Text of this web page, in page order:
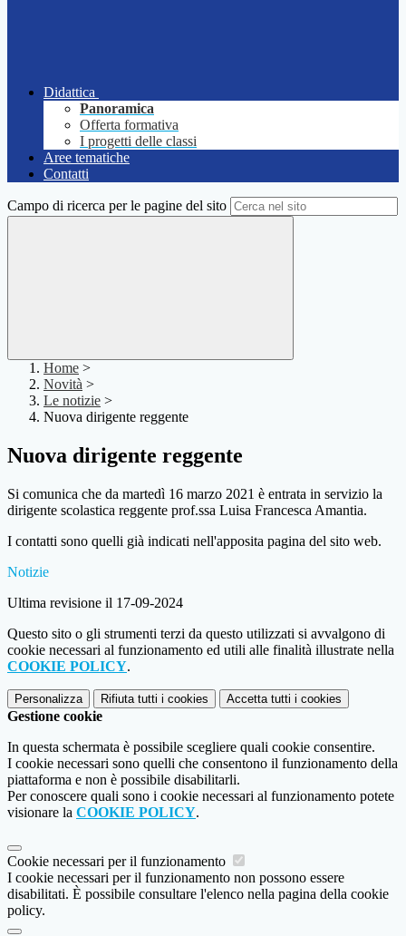
Didattica
Panoramica
Offerta formativa
I progetti delle classi
Aree tematiche
Contatti
Campo di ricerca per le pagine del sito
Home >
Novità >
Le notizie >
Nuova dirigente reggente
Nuova dirigente reggente
Si comunica che da martedì 16 marzo 2021 è entrata in servizio la
dirigente scolastica reggente prof.ssa Luisa Francesca Amantia.
I contatti sono quelli già indicati nell'apposita pagina del sito web.
Notizie
Ultima revisione il 17-09-2024
Questo sito o gli strumenti terzi da questo utilizzati si avvalgono di
cookie necessari al funzionamento ed utili alle finalità illustrate nella
COOKIE POLICY.
Personalizza Rifiuta tutti i cookies Accetta tutti i cookies
Gestione cookie
In questa schermata è possibile scegliere quali cookie consentire.
I cookie necessari sono quelli che consentono il funzionamento della
piattaforma e non è possibile disabilitarli.
Per conoscere quali sono i cookie necessari al funzionamento potete
visionare la COOKIE POLICY.
Cookie necessari per il funzionamento
I cookie necessari per il funzionamento non possono essere
disabilitati. È possibile consultare l'elenco nella pagina della cookie
policy.